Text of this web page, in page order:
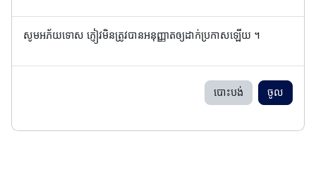
សូមអភ័យទោស ភ្ញៀវមិនត្រូវបានអនុញ្ញាតឲ្យដាក់ប្រកាសឡើយ ។
បោះបង់ ចូល